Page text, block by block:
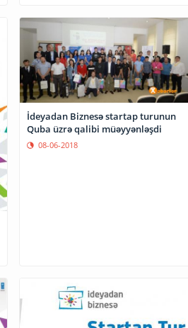
İdeyadan Biznesə startap turunun
Quba üzrə qalibi müəyyənləşdi
08-06-2018